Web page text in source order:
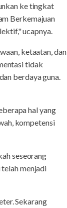
ke tingkat
Berkemajuan
ucapnya.
ketaatan, dan
tidak
berdaya guna.
hal yang
kompetensi
seseorang
menjadi
Sekarang